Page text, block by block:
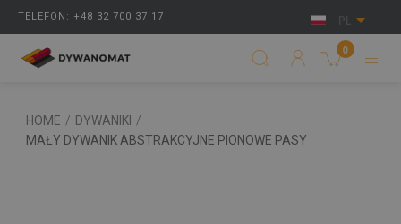
TELEFON: +48 32 700 37 17 PL
0
HOME / DYWANIKI /
MAŁY DYWANIK ABSTRAKCYJNE PIONOWE PASY